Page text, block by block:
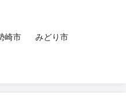
崎市
みどり市